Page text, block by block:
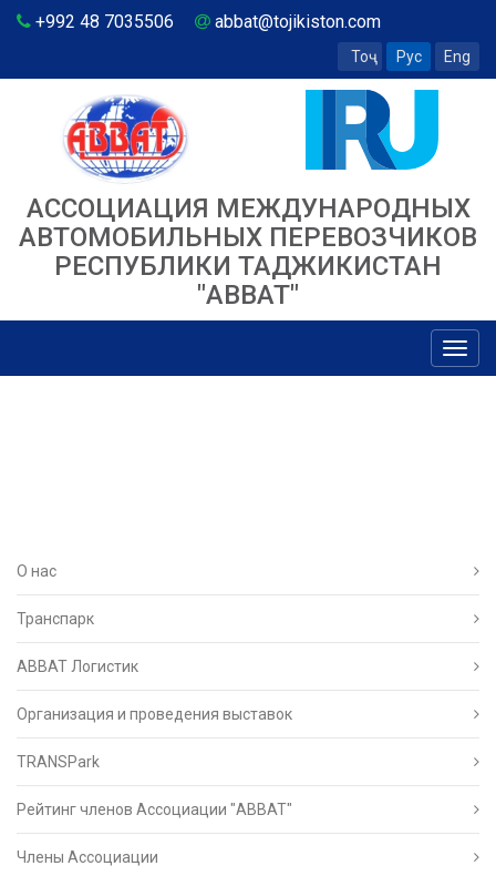
+992 48 7035506 abbat@tojikiston.com
Тоҷ Рус Eng
АССОЦИАЦИЯ МЕЖДУНАРОДНЫХ
АВТОМОБИЛЬНЫХ ПЕРЕВОЗЧИКОВ
РЕСПУБЛИКИ ТАДЖИКИСТАН
"ABBAT"
О нас
Транспарк
ABBAT Логистик
Организация и проведения выставок
TRANSPark
Рейтинг членов Ассоциации "АВВАТ"
Члены Ассоциации